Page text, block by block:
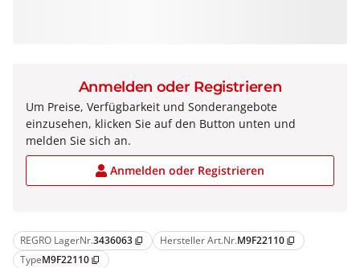
REGRO LagerNr.3436063 content_copy Hersteller Art.Nr.M9F22110 content_copy
TypeM9F22110 content_copy
Anmelden oder Registrieren
Um Preise, Verfügbarkeit und Sonderangebote
einzusehen, klicken Sie auf den Button unten und
melden Sie sich an.
Anmelden oder Registrieren